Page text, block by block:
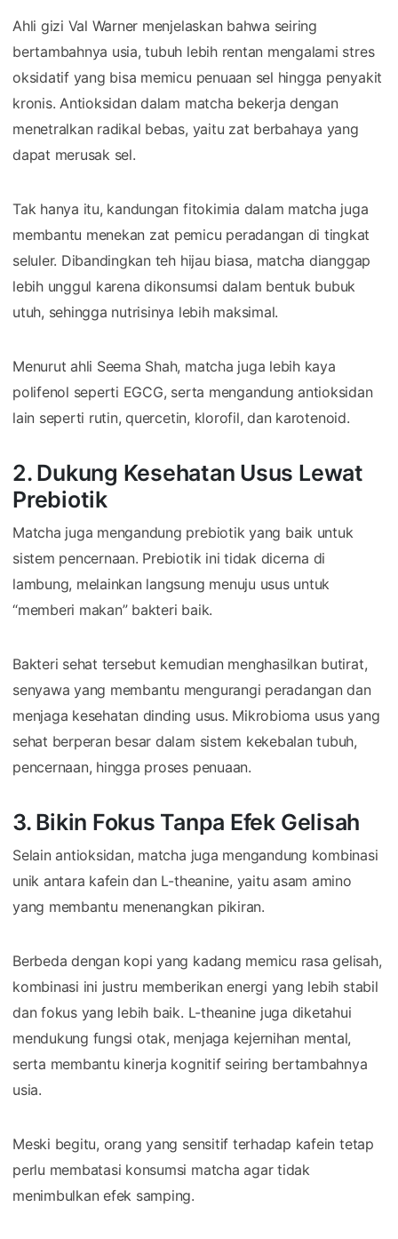
Ahli gizi Val Warner menjelaskan bahwa seiring
bertambahnya usia, tubuh lebih rentan mengalami stres
oksidatif yang bisa memicu penuaan sel hingga penyakit
kronis. Antioksidan dalam matcha bekerja dengan
menetralkan radikal bebas, yaitu zat berbahaya yang
dapat merusak sel.
Tak hanya itu, kandungan fitokimia dalam matcha juga
membantu menekan zat pemicu peradangan di tingkat
seluler. Dibandingkan teh hijau biasa, matcha dianggap
lebih unggul karena dikonsumsi dalam bentuk bubuk
utuh, sehingga nutrisinya lebih maksimal.
Menurut ahli Seema Shah, matcha juga lebih kaya
polifenol seperti EGCG, serta mengandung antioksidan
lain seperti rutin, quercetin, klorofil, dan karotenoid.
2. Dukung Kesehatan Usus Lewat
Prebiotik
Matcha juga mengandung prebiotik yang baik untuk
sistem pencernaan. Prebiotik ini tidak dicerna di
lambung, melainkan langsung menuju usus untuk
“memberi makan” bakteri baik.
Bakteri sehat tersebut kemudian menghasilkan butirat,
senyawa yang membantu mengurangi peradangan dan
menjaga kesehatan dinding usus. Mikrobioma usus yang
sehat berperan besar dalam sistem kekebalan tubuh,
pencernaan, hingga proses penuaan.
3. Bikin Fokus Tanpa Efek Gelisah
Selain antioksidan, matcha juga mengandung kombinasi
unik antara kafein dan L-theanine, yaitu asam amino
yang membantu menenangkan pikiran.
Berbeda dengan kopi yang kadang memicu rasa gelisah,
kombinasi ini justru memberikan energi yang lebih stabil
dan fokus yang lebih baik. L-theanine juga diketahui
mendukung fungsi otak, menjaga kejernihan mental,
serta membantu kinerja kognitif seiring bertambahnya
usia.
Meski begitu, orang yang sensitif terhadap kafein tetap
perlu membatasi konsumsi matcha agar tidak
menimbulkan efek samping.